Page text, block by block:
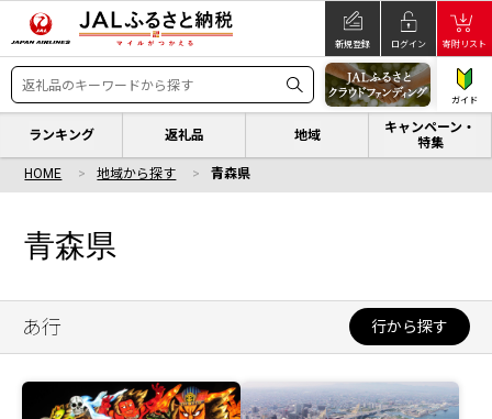
新規登録 ログイン 寄附リスト
ガイド
ランキング 返礼品 地域
キャンペーン・
特集
HOME 地域から探す 青森県
青森県
あ行 行から探す